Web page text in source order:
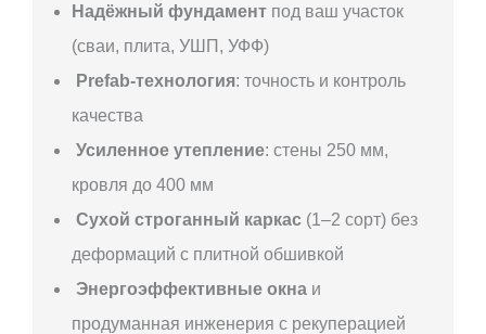
Надёжный фундамент под ваш участок
(сваи, плита, УШП, УФФ)
Prefab-технология: точность и контроль
качества
Усиленное утепление: стены 250 мм,
кровля до 400 мм
Сухой строганный каркас (1–2 сорт) без
деформаций с плитной обшивкой
Энергоэффективные окна и
продуманная инженерия с рекуперацией